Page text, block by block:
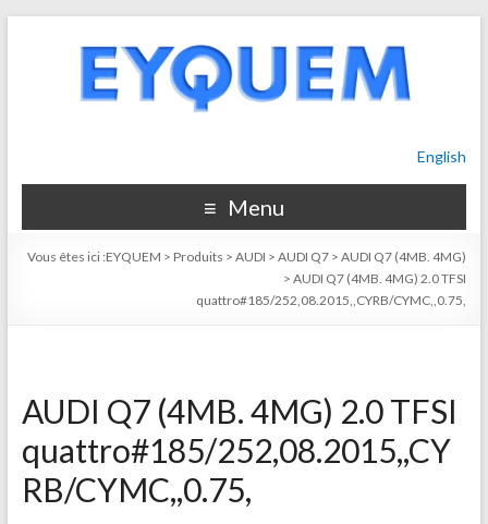
English
Menu
Vous êtes ici :EYQUEM > Produits >AUDI >AUDI Q7 >AUDI Q7 (4MB. 4MG)
>AUDI Q7 (4MB. 4MG) 2.0 TFSI
quattro#185/252,08.2015,,CYRB/CYMC,,0.75,
AUDI Q7 (4MB. 4MG) 2.0 TFSI
quattro#185/252,08.2015,,CY
RB/CYMC,,0.75,